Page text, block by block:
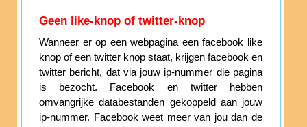
Geen like-knop of twitter-knop
Wanneer er op een webpagina een facebook like
knop of een twitter knop staat, krijgen facebook en
twitter bericht, dat via jouw ip-nummer die pagina
is bezocht. Facebook en twitter hebben
omvangrijke databestanden gekoppeld aan jouw
ip-nummer. Facebook weet meer van jou dan de